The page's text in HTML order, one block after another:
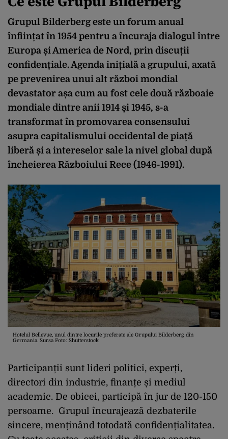
Grupul Bilderbergeste un forum anual
înființat în 1954 pentru a încuraja dialogul între
Europa și America de Nord, prin discuții
confidențiale. Agenda inițială a grupului, axată
pe prevenirea unui alt război mondial
devastator așa cum au fost cele două războaie
mondiale dintre anii 1914 și 1945, s-a
transformat în promovarea consensului
asupra capitalismului occidental de piață
liberă și a intereselor sale la nivel global după
încheierea Războiului Rece (1946-1991).
Hotelul Bellevue, unul dintre locurile preferate ale Grupului Bilderberg din
Germania. Sursa Foto: Shutterstock
Participanții sunt lideri politici, experți,
directori din industrie, finanțe și mediul
academic. De obicei, participă în jur de 120-150
persoame. Grupul încurajează dezbaterile
sincere, menținând totodată confidențialitatea.